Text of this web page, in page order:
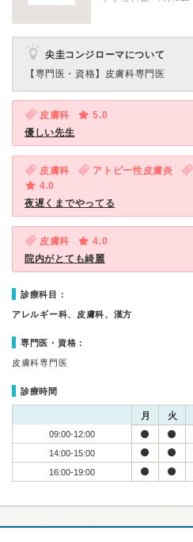
尖圭コンジローマについて
【専門医・資格】 皮膚科専門医
皮膚科
5.0
優しい先生
皮膚科 アトピー性皮膚炎
4.0
夜遅くまでやってる
皮膚科
4.0
院内がとても綺麗
診療科目：
アレルギー科、皮膚科、漢方
専門医・資格：
皮膚科専門医
診療時間
月 火
09:00-12:00
14:00-15:00
16:00-19:00